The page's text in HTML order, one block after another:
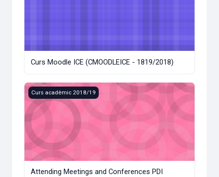
Curs Moodle ICE (CMOODLEICE - 1819/2018)
Attending Meetings and Conferences PDI (CMAU70/2018)
Curs acadèmic 2018/19
Attending Meetings and Conferences PDI